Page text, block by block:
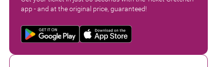
app - and at the original price, guaranteed!